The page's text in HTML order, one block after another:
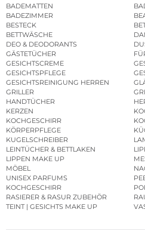
BADEMATTEN
BADEZIMMER
BESTECK
BETTWÄSCHE
DEO & DEODORANTS
GÄSTETÜCHER
GESICHTSCREME
GESICHTSPFLEGE
GESICHTSREINIGUNG HERREN
GRILLER
HANDTÜCHER
KERZEN
KOCHGESCHIRR
KÖRPERPFLEGE
KUGELSCHREIBER
LEINTÜCHER & BETTLAKEN
LIPPEN MAKE UP
MÖBEL
UNISEX PARFUMS
KOCHGESCHIRR
RASIERER & RASUR ZUBEHÖR
TEINT | GESICHTS MAKE UP